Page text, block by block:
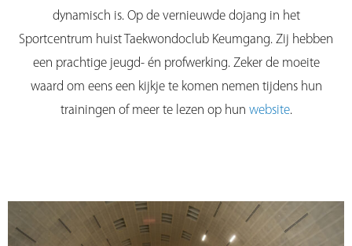
dynamisch is. Op de vernieuwde dojang in het
Sportcentrum huist Taekwondoclub Keumgang. Zij hebben
een prachtige jeugd- én profwerking. Zeker de moeite
waard om eens een kijkje te komen nemen tijdens hun
trainingen of meer te lezen op hun website.